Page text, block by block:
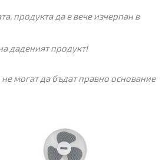
продукта да е вече изчерпан в
даденият продукт!
могат да бъдат правно основание